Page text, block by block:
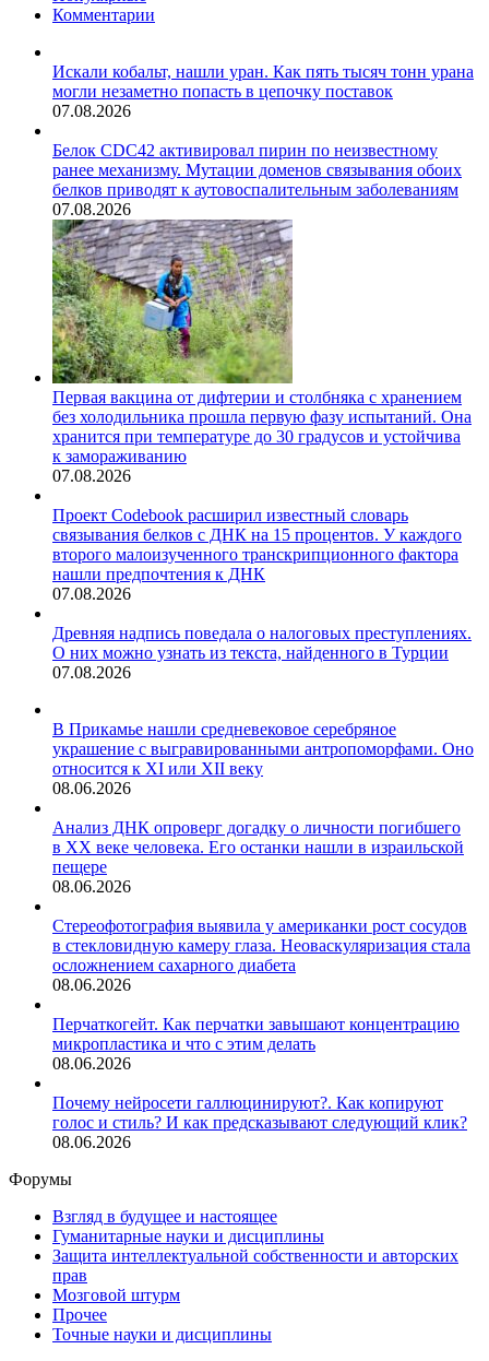
Комментарии
Искали кобальт, нашли уран. Как пять тысяч тонн урана
могли незаметно попасть в цепочку поставок
07.08.2026
Белок CDC42 активировал пирин по неизвестному
ранее механизму. Мутации доменов связывания обоих
белков приводят к аутовоспалительным заболеваниям
07.08.2026
Первая вакцина от дифтерии и столбняка с хранением
без холодильника прошла первую фазу испытаний. Она
хранится при температуре до 30 градусов и устойчива
к замораживанию
07.08.2026
Проект Codebook расширил известный словарь
связывания белков с ДНК на 15 процентов. У каждого
второго малоизученного транскрипционного фактора
нашли предпочтения к ДНК
07.08.2026
Древняя надпись поведала о налоговых преступлениях.
О них можно узнать из текста, найденного в Турции
07.08.2026
В Прикамье нашли средневековое серебряное
украшение с выгравированными антропоморфами. Оно
относится к XI или XII веку
08.06.2026
Анализ ДНК опроверг догадку о личности погибшего
в XX веке человека. Его останки нашли в израильской
пещере
08.06.2026
Стереофотография выявила у американки рост сосудов
в стекловидную камеру глаза. Неоваскуляризация стала
осложнением сахарного диабета
08.06.2026
Перчаткогейт. Как перчатки завышают концентрацию
микропластика и что с этим делать
08.06.2026
Почему нейросети галлюцинируют?. Как копируют
голос и стиль? И как предсказывают следующий клик?
08.06.2026
Форумы
Взгляд в будущее и настоящее
Гуманитарные науки и дисциплины
Защита интеллектуальной собственности и авторских
прав
Мозговой штурм
Прочее
Точные науки и дисциплины